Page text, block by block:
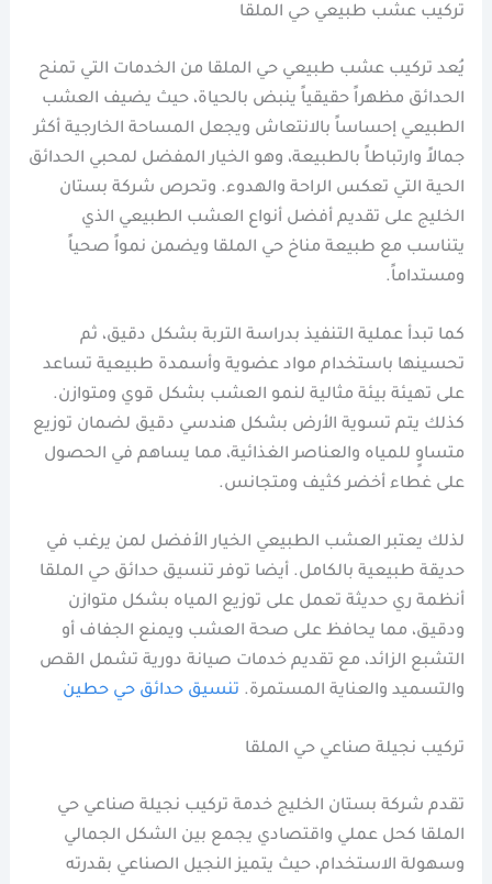
تركيب عشب طبيعي حي الملقا
يُعد تركيب عشب طبيعي حي الملقا من الخدمات التي تمنح
الحدائق مظهراً حقيقياً ينبض بالحياة، حيث يضيف العشب
الطبيعي إحساساً بالانتعاش ويجعل المساحة الخارجية أكثر
جمالاً وارتباطاً بالطبيعة، وهو الخيار المفضل لمحبي الحدائق
الحية التي تعكس الراحة والهدوء. وتحرص شركة بستان
الخليج على تقديم أفضل أنواع العشب الطبيعي الذي
يتناسب مع طبيعة مناخ حي الملقا ويضمن نمواً صحياً
ومستداماً.
كما تبدأ عملية التنفيذ بدراسة التربة بشكل دقيق، ثم
تحسينها باستخدام مواد عضوية وأسمدة طبيعية تساعد
على تهيئة بيئة مثالية لنمو العشب بشكل قوي ومتوازن.
كذلك يتم تسوية الأرض بشكل هندسي دقيق لضمان توزيع
متساوٍ للمياه والعناصر الغذائية، مما يساهم في الحصول
على غطاء أخضر كثيف ومتجانس.
لذلك يعتبر العشب الطبيعي الخيار الأفضل لمن يرغب في
حديقة طبيعية بالكامل. أيضا توفر تنسيق حدائق حي الملقا
أنظمة ري حديثة تعمل على توزيع المياه بشكل متوازن
ودقيق، مما يحافظ على صحة العشب ويمنع الجفاف أو
التشبع الزائد، مع تقديم خدمات صيانة دورية تشمل القص
والتسميد والعناية المستمرة. تنسيق حدائق حي حطين
تركيب نجيلة صناعي حي الملقا
تقدم شركة بستان الخليج خدمة تركيب نجيلة صناعي حي
الملقا كحل عملي واقتصادي يجمع بين الشكل الجمالي
وسهولة الاستخدام، حيث يتميز النجيل الصناعي بقدرته